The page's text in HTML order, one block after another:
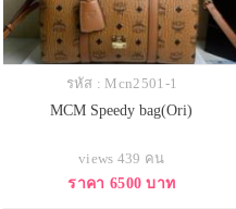
รหัส : Mcn2501-1
MCM Speedy bag(Ori)
views 439 คน
ราคา 6500 บาท